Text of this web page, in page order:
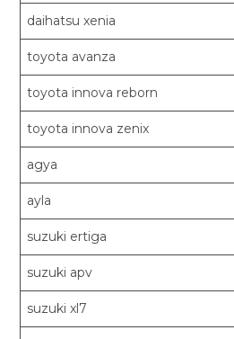
daihatsu xenia
toyota avanza
toyota innova reborn
toyota innova zenix
agya
ayla
suzuki ertiga
suzuki apv
suzuki xl7